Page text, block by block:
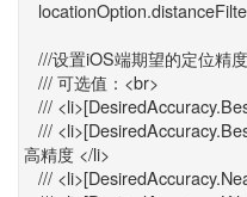
///设置iOS端期望的定位精度
/// 可选值：<br>
///
///
高精度 </li>
///